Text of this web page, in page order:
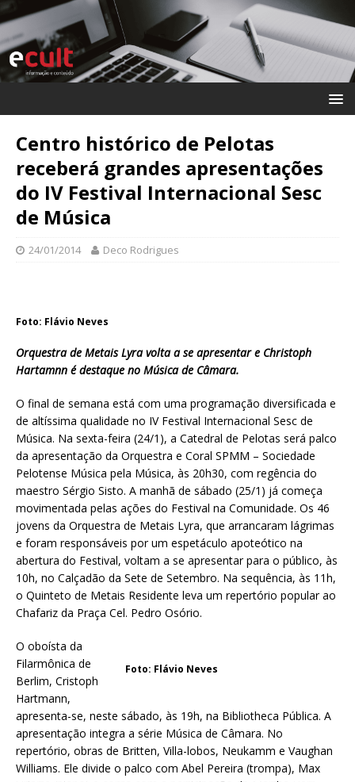
Centro histórico de Pelotas
receberá grandes apresentações
do IV Festival Internacional Sesc
de Música
24/01/2014 Deco Rodrigues
Foto: Flávio Neves
Orquestra de Metais Lyra volta a se apresentar e Christoph
Hartamnn é destaque no Música de Câmara.
O final de semana está com uma programação diversificada e
de altíssima qualidade no IV Festival Internacional Sesc de
Música. Na sexta-feira (24/1), a Catedral de Pelotas será palco
da apresentação da Orquestra e Coral SPMM – Sociedade
Pelotense Música pela Música, às 20h30, com regência do
maestro Sérgio Sisto. A manhã de sábado (25/1) já começa
movimentada pelas ações do Festival na Comunidade. Os 46
jovens da Orquestra de Metais Lyra, que arrancaram lágrimas
e foram responsáveis por um espetáculo apoteótico na
abertura do Festival, voltam a se apresentar para o público, às
10h, no Calçadão da Sete de Setembro. Na sequência, às 11h,
o Quinteto de Metais Residente leva um repertório popular ao
Chafariz da Praça Cel. Pedro Osório.
Foto: Flávio Neves
O oboísta da
Filarmônica de
Berlim, Cristoph
Hartmann,
apresenta-se, neste sábado, às 19h, na Bibliotheca Pública. A
apresentação integra a série Música de Câmara. No
repertório, obras de Britten, Villa-lobos, Neukamm e Vaughan
Williams. Ele divide o palco com Abel Pereira (trompa), Max